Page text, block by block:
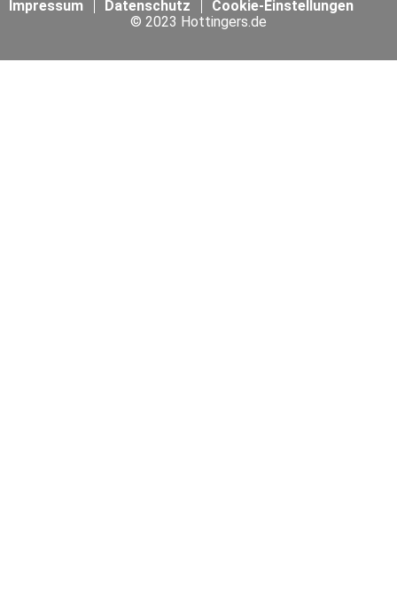
Impressum Datenschutz
Cookie-Einstellungen
© 2023 Hottingers.de